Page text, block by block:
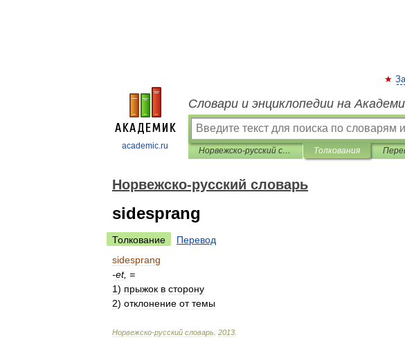
academic.ru
Словари и энциклопедии на
Норвежско-русский словарь Толкования
Норвежско-русский словарь
sidesprang
Толкование
Перевод
sidesprang
-et, =
1) прыжок в сторону
2) отклонение от темы
Норвежско-русский словарь 2013